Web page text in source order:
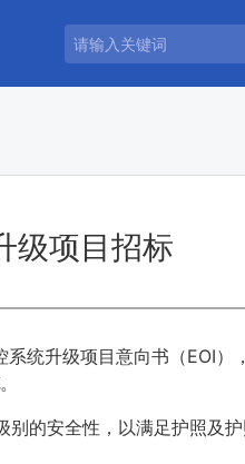
级项目招标
统升级项目意向书（EOI）
。
别的安全性，以满足护照及